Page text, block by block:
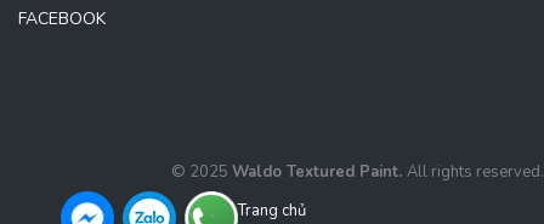
FACEBOOK
© 2025 Waldo Textured Paint. All rights reserved.
Trang chủ